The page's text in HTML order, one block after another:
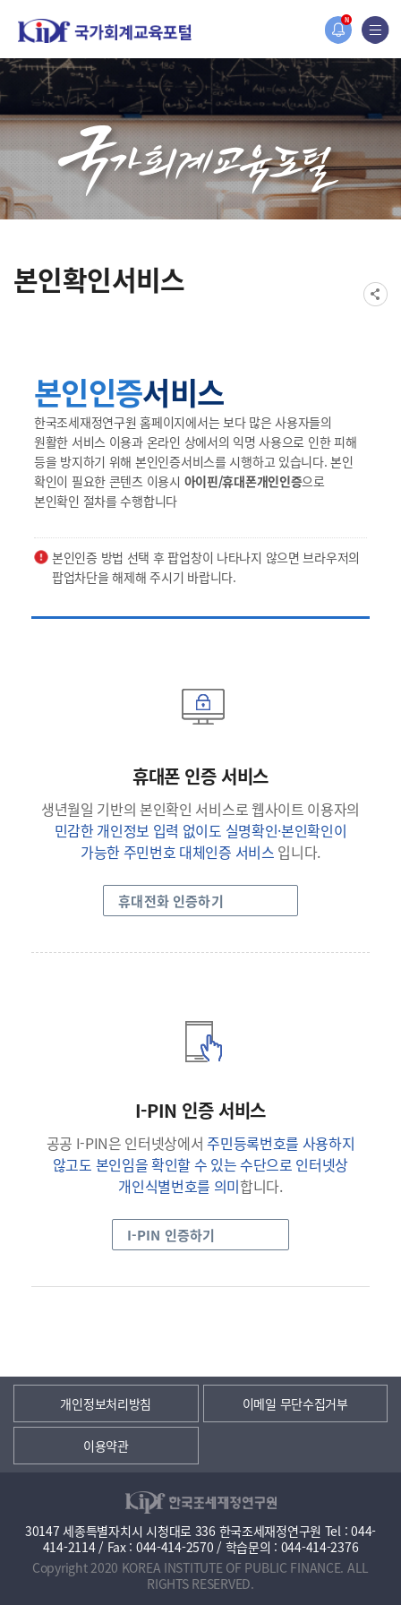
N
홈페이지가 새롭게 개편되었습니다.
한국조세재정연구원홈페이지가 새롭게 개설되었습니다.
본인확인서비스
본인인증서비스
한국조세재정연구원 홈페이지에서는 보다 많은 사용자들의
원활한 서비스 이용과 온라인 상에서의 익명 사용으로 인한 피해
등을 방지하기 위해 본인인증서비스를 시행하고 있습니다. 본인
확인이 필요한 콘텐츠 이용시 아이핀/휴대폰개인인증으로
본인확인 절차를 수행합니다
본인인증 방법 선택 후 팝업창이 나타나지 않으면 브라우저의
팝업차단을 해제해 주시기 바랍니다.
휴대폰 인증 서비스
생년월일 기반의 본인확인 서비스로 웹사이트 이용자의
민감한 개인정보 입력 없이도 실명확인·본인확인이
가능한 주민번호 대체인증 서비스 입니다.
휴대전화 인증하기
I-PIN 인증 서비스
공공 I-PIN은 인터넷상에서주민등록번호를 사용하지
않고도 본인임을 확인할 수 있는 수단으로 인터넷상
개인식별번호를 의미합니다.
I-PIN 인증하기
개인정보처리방침 이메일 무단수집거부
이용약관
30147 세종특별자치시 시청대로 336 한국조세재정연구원 Tel : 044-
414-2114 / Fax : 044-414-2570 / 학습문의 : 044-414-2376
Copyright 2020 KOREA INSTITUTE OF PUBLIC FINANCE. ALL
RIGHTS RESERVED.